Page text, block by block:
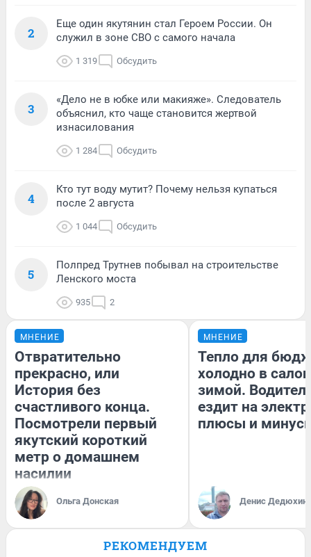
2
Еще один якутянин стал Героем России. Он
служил в зоне СВО с самого начала
1 319 Обсудить
3
«Дело не в юбке или макияже». Следователь
объяснил, кто чаще становится жертвой
изнасилования
1 284 Обсудить
4
Кто тут воду мутит? Почему нельзя купаться
после 2 августа
1 044 Обсудить
5
Полпред Трутнев побывал на строительстве
Ленского моста
935 2
МНЕНИЕ
Отвратительно
прекрасно, или
История без
счастливого конца.
Посмотрели первый
якутский короткий
метр о домашнем
насилии
Ольга Донская
МНЕНИЕ
Тепло для
холодно в
зимой.
ездит на
плюсы и
Денис Дедюхин
РЕКОМЕНДУЕМ